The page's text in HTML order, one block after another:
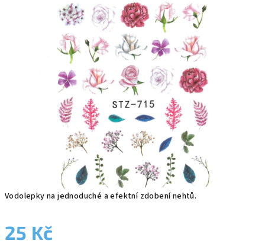
Vodolepky na jednoduché a efektní zdobení nehtů.
25 Kč
produktu
je
0,0
z
5
hvězdiček.